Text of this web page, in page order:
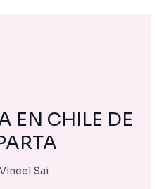
EN CHILE DE
Vineel Sai